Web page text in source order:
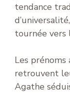
tendance
tournée vers
Les prénoms
retrouvent
Agathe